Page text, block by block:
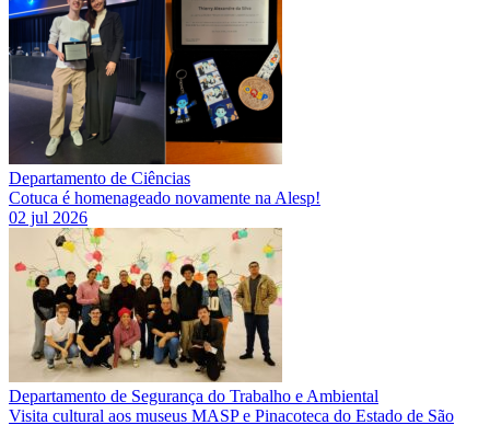
Departamento de Ciências
Cotuca é homenageado novamente na Alesp!
02 jul 2026
Departamento de Segurança do Trabalho e Ambiental
Visita cultural aos museus MASP e Pinacoteca do Estado de São